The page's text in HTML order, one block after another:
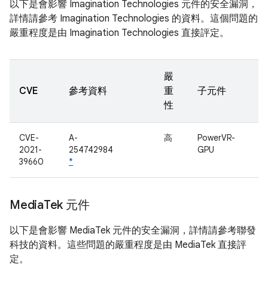
以下是會影響 Imagination Technologies 元件的安全漏洞，
詳情請參考 Imagination Technologies 的資料。這個問題的
嚴重程度是由 Imagination Technologies 直接評定。
CVE 參考資料
嚴
重
性
子元件
CVE-
2021-
39660
A-
254742984
*
高
PowerVR-
GPU
MediaTek 元件
以下是會影響 MediaTek 元件的安全漏洞，詳情請參考聯發
科技的資料。這些問題的嚴重程度是由 MediaTek 直接評
定。